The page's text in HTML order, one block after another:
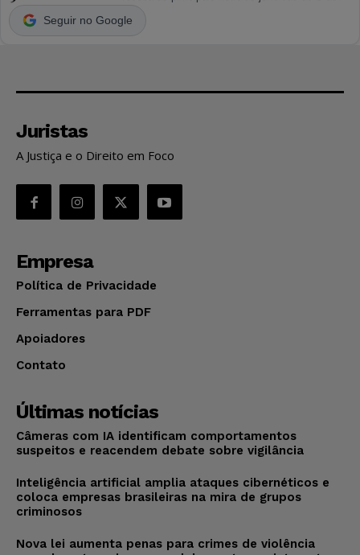
Seguir no Google
Juristas
A Justiça e o Direito em Foco
Empresa
Política de Privacidade
Ferramentas para PDF
Apoiadores
Contato
Últimas notícias
Câmeras com IA identificam comportamentos
suspeitos e reacendem debate sobre vigilância
Inteligência artificial amplia ataques cibernéticos e
coloca empresas brasileiras na mira de grupos
criminosos
Nova lei aumenta penas para crimes de violência